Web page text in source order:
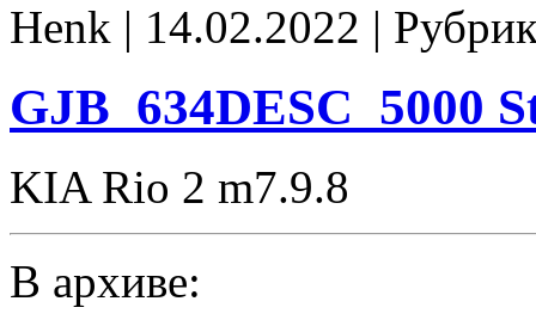
popcorn
Henk | 14.02.2022 |
GJB_634DESC_5000
KIA Rio 2 m7.9.8
В архиве: